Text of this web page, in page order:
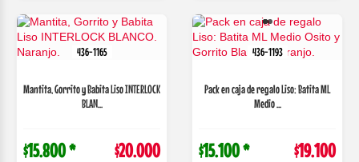
436-1165
Mantita, Gorrito y Babita Liso INTERLOCK
BLAN...
$15.800 * $20.000
436-1193
Pack en caja de regalo Liso: Batita ML
Medio ...
$15.100 * $19.100